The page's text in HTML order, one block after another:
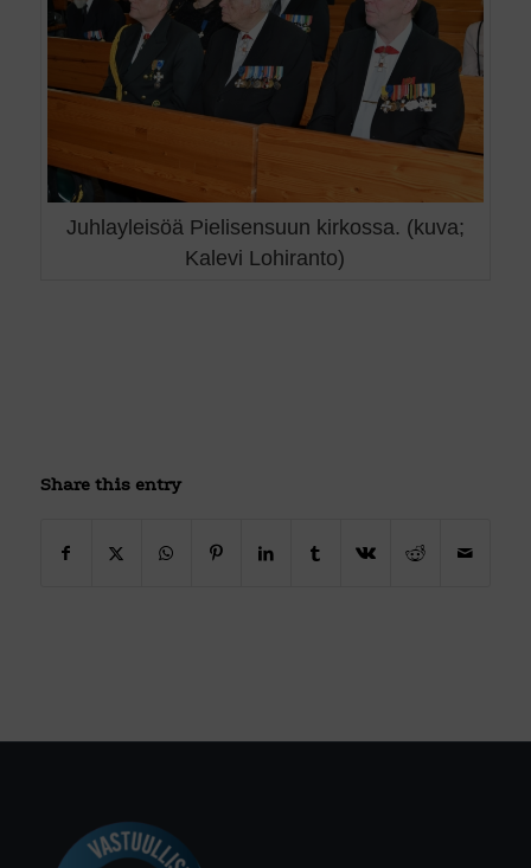
Juhlayleisöä Pielisensuun kirkossa. (kuva;
Kalevi Lohiranto)
Share this entry